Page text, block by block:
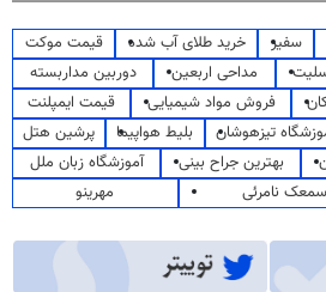
سفیر خرید طلای آب شده
قیمت موکت
مداحی اربعین
دوربین مداربسته
فروش مواد شیمیایی
قیمت ایمپلنت
تیزهوشان بلیط هواپیما
پرشین هتل
بهترین جراح بینی
آموزشگاه زبان ملل
نامرئی
مهرینو